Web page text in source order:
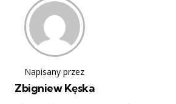
Napisany przez
Zbigniew Kęska